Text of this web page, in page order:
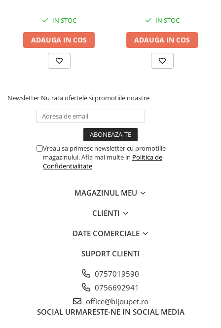
eliminarea petelor din jurul
IN STOC
ADAUGA IN COS
eliminarea petelor din jurul
IN STOC
ADAUGA IN COS
Newsletter Nu rata ofertele si promotiile noastre
Vreau sa primesc newsletter cu promotiile
magazinului. Afla mai multe in Politica de
Confidentialitate
MAGAZINUL MEU
CLIENTI
DATE COMERCIALE
SUPORT CLIENTI
0757019590
0756692941
office@bijoupet.ro
SOCIAL URMARESTE-NE IN SOCIAL MEDIA